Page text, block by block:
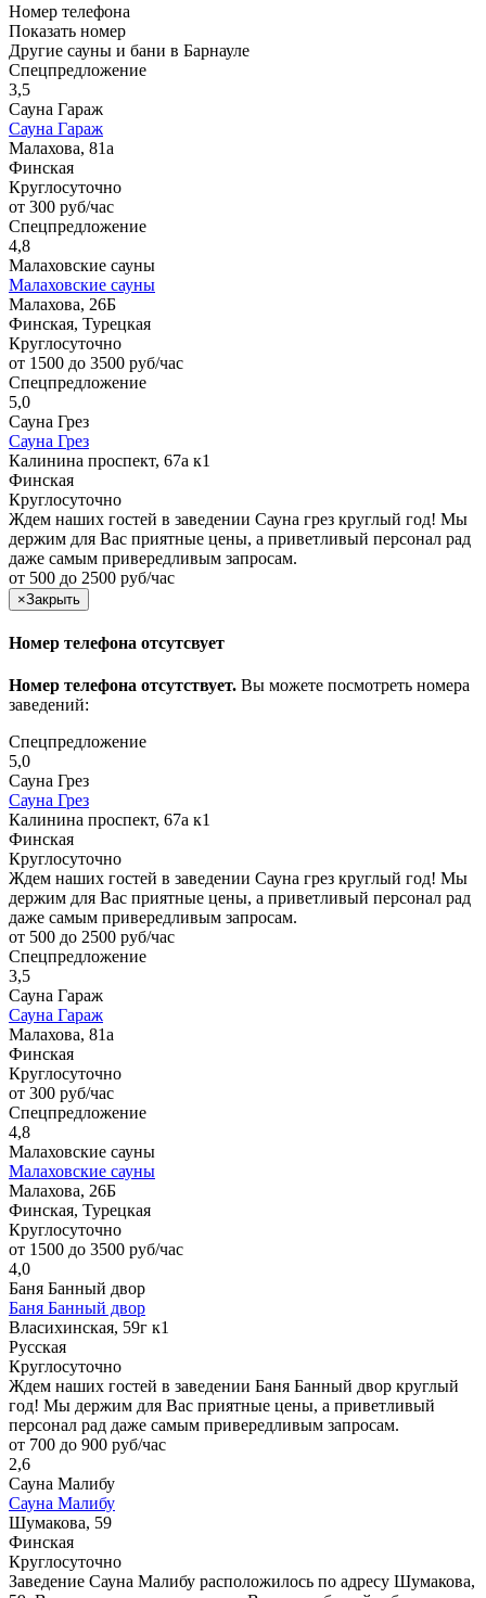
Номер телефона
Показать номер
Другие сауны и бани в Барнауле
Спецпредложение
3,5
Сауна Гараж
Сауна Гараж
Малахова, 81а
Финская
Круглосуточно
от 300 руб/час
Спецпредложение
4,8
Малаховские сауны
Малаховские сауны
Малахова, 26Б
Финская, Турецкая
Круглосуточно
от 1500 до 3500 руб/час
Спецпредложение
5,0
Сауна Грез
Сауна Грез
Калинина проспект, 67а к1
Финская
Круглосуточно
Ждем наших гостей в заведении Сауна грез круглый год! Мы
держим для Вас приятные цены, а приветливый персонал рад
даже самым привередливым запросам.
от 500 до 2500 руб/час
×Закрыть
Номер телефона отсутсвует
Номер телефона отсутствует. Вы можете посмотреть номера
заведений:
Спецпредложение
5,0
Сауна Грез
Сауна Грез
Калинина проспект, 67а к1
Финская
Круглосуточно
Ждем наших гостей в заведении Сауна грез круглый год! Мы
держим для Вас приятные цены, а приветливый персонал рад
даже самым привередливым запросам.
от 500 до 2500 руб/час
Спецпредложение
3,5
Сауна Гараж
Сауна Гараж
Малахова, 81а
Финская
Круглосуточно
от 300 руб/час
Спецпредложение
4,8
Малаховские сауны
Малаховские сауны
Малахова, 26Б
Финская, Турецкая
Круглосуточно
от 1500 до 3500 руб/час
4,0
Баня Банный двор
Баня Банный двор
Власихинская, 59г к1
Русская
Круглосуточно
Ждем наших гостей в заведении Баня Банный двор круглый
год! Мы держим для Вас приятные цены, а приветливый
персонал рад даже самым привередливым запросам.
от 700 до 900 руб/час
2,6
Сауна Малибу
Сауна Малибу
Шумакова, 59
Финская
Круглосуточно
Заведение Сауна Малибу расположилось по адресу Шумакова,